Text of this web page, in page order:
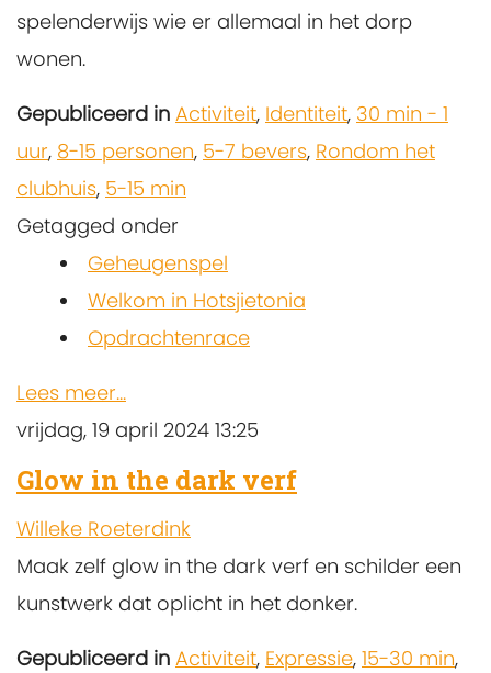
spelenderwijs wie er allemaal in het dorp
wonen.
Gepubliceerd in Activiteit, Identiteit, 30 min - 1
uur, 8-15 personen, 5-7 bevers, Rondom het
clubhuis, 5-15 min
Getagged onder
Geheugenspel
Welkom in Hotsjietonia
Opdrachtenrace
Lees meer...
vrijdag, 19 april 2024 13:25
Glow in the dark verf
Willeke Roeterdink
Maak zelf glow in the dark verf en schilder een
kunstwerk dat oplicht in het donker.
Gepubliceerd in Activiteit, Expressie, 15-30 min,